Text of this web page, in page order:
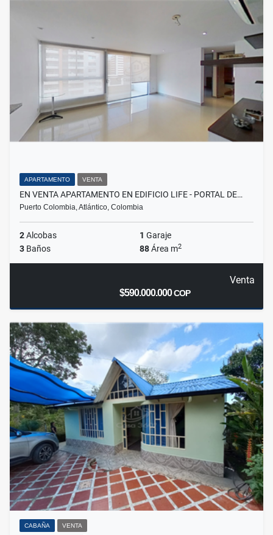
APARTAMENTO VENTA
EN VENTA APARTAMENTO EN EDIFICIO LIFE - PORTAL DE…
Puerto Colombia, Atlántico, Colombia
2Alcobas 1 Garaje
3 Baños 88Área m2
Venta
$590.000.000COP
CABAÑA VENTA